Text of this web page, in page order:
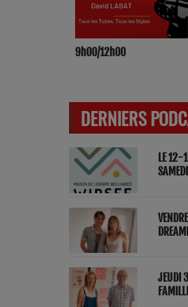
9h00/12h00
DERNIERS
LE 12-
JEUDI